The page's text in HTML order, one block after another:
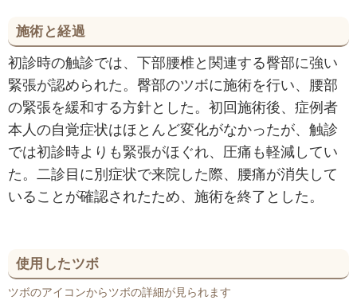
施術と経過
初診時の触診では、下部腰椎と関連する臀部に強い
緊張が認められた。臀部のツボに施術を行い、腰部
の緊張を緩和する方針とした。初回施術後、症例者
本人の自覚症状はほとんど変化がなかったが、触診
では初診時よりも緊張がほぐれ、圧痛も軽減してい
た。二診目に別症状で来院した際、腰痛が消失して
いることが確認されたため、施術を終了とした。
使用したツボ
ツボのアイコンからツボの詳細が見られます